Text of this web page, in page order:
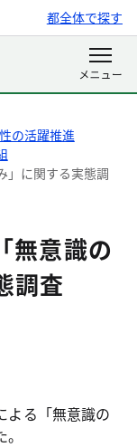
都全体で探す
の活躍推進
」に関する実態調
無意識の
調査
よる「無意識の